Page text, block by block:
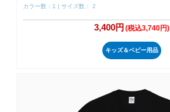
カラー数：1 | サイズ数： 2
3,400円 (税込3,740円)
キッズ＆ベビー用品